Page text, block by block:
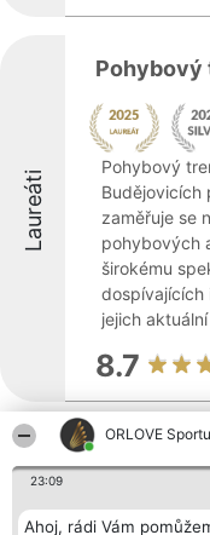
ORLOVE Sportu
23:09
Ahoj, rádi Vám
Laureáti
Pohybový
Pohybový
Budějovicích
zaměřuje se
pohybových
širokému
dospívajících
jejich aktuální
8.7